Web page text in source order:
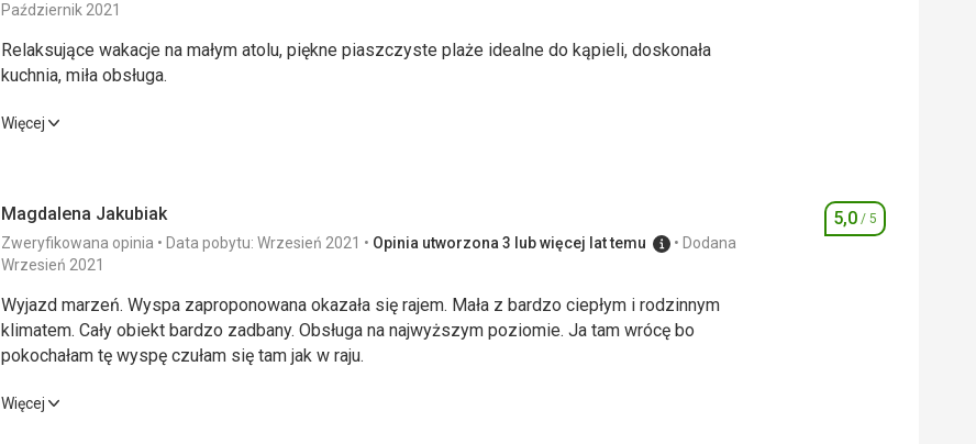
Październik 2021
Relaksujące wakacje na małym atolu, piękne piaszczyste plaże idealne do kąpieli, doskonała
kuchnia, miła obsługa.
Relaksujące wakacje na małym atolu, piękne piaszczyste plaże idealne do kąpieli, doskonała
Zakwaterowanie 5,0 / 5 Cena 5,0/ 5
Plaża
są leżaki i ręczniki.
Więcej
Magdalena Jakubiak
Ocena
5,0 / 5
Zweryfikowana opinia Data pobytu: Wrzesień 2021 Opinia utworzona 3 lub więcej lat temu
Dodana
Wrzesień 2021
Wyjazd marzeń. Wyspa zaproponowana okazała się rajem. Mała z bardzo ciepłym i rodzinnym
klimatem. Cały obiekt bardzo zadbany. Obsługa na najwyższym poziomie. Ja tam wrócę bo
pokochałam tę wyspę czułam się tam jak w raju.
Wyjazd marzeń. Wyspa zaproponowana okazała się rajem. Mała z bardzo ciepłym i rodzinnym
Więcej